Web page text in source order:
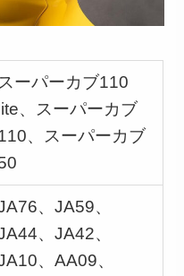
スーパーカブ110
、スーパーカブ
、スーパーカブ
、JA59、
、JA42、
、AA09、